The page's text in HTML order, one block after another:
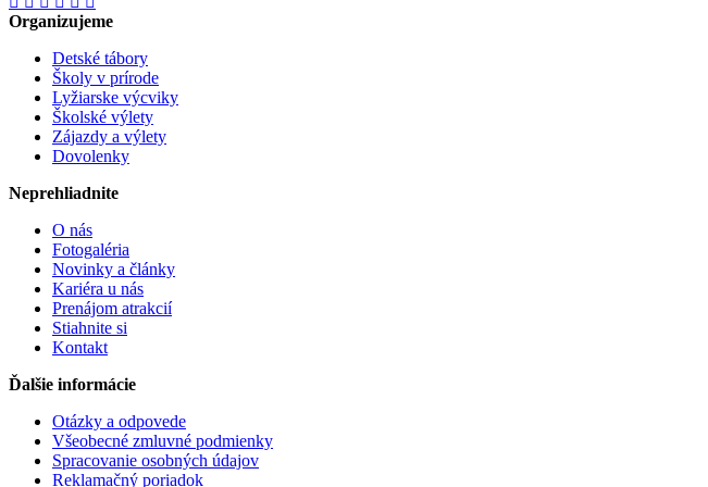
Organizujeme
Detské tábory
Školy v prírode
Lyžiarske výcviky
Školské výlety
Zájazdy a výlety
Dovolenky
Neprehliadnite
O nás
Fotogaléria
Novinky a články
Kariéra u nás
Prenájom atrakcií
Stiahnite si
Kontakt
Ďalšie informácie
Otázky a odpovede
Všeobecné zmluvné podmienky
Spracovanie osobných údajov
Reklamačný poriadok